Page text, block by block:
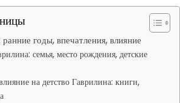
годы, впечатления, влияние
семья, место рождения, детские
на детство Гаврилина: книги,